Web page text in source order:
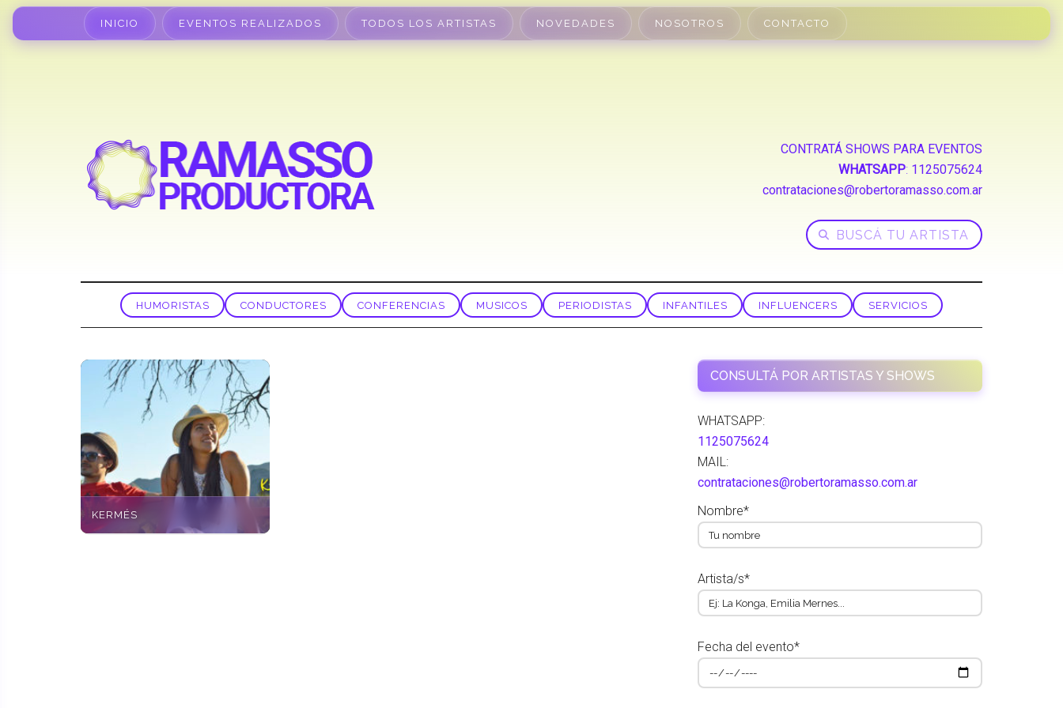
INICIO EVENTOS REALIZADOS TODOS LOS ARTISTAS NOVEDADES NOSOTROS CONTACTO
CONTRATÁ SHOWS PARA EVENTOS
WHATSAPP: 1125075624
contrataciones@robertoramasso.com.ar
HUMORISTAS CONDUCTORES CONFERENCIAS MUSICOS PERIODISTAS INFANTILES INFLUENCERS SERVICIOS
KERMÉS
CONSULTÁ POR ARTISTAS Y SHOWS
WHATSAPP:
1125075624
MAIL:
contrataciones@robertoramasso.com.ar
Nombre*
Artista/s*
Fecha del evento*